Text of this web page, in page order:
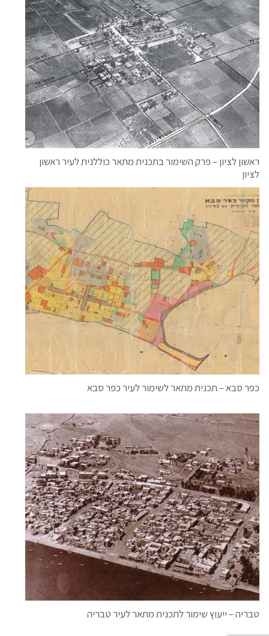
ראשון לציון – פרק השימור בתכנית מתאר כוללנית לעיר ראשון
לציון
כפר סבא – תכנית מתאר לשימור לעיר כפר סבא
טבריה – ייעוץ שימור לתכנית מתאר לעיר טבריה